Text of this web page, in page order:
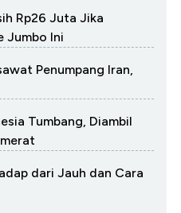
Rp26 Juta Jika
Jumbo Ini
Penumpang Iran,
Tumbang, Diambil
dari Jauh dan Cara